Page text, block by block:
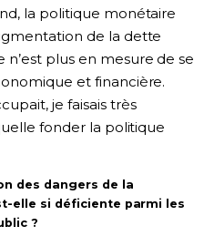
la politique monétaire
de la dette
plus en mesure de se
et financière.
je faisais très
fonder la politique
des dangers de la
elle si déficiente parmi les
?